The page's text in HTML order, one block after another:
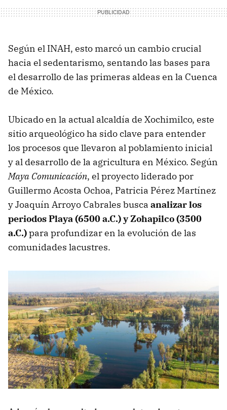
Según el INAH, esto marcó un cambio crucial
hacia el sedentarismo, sentando las bases para
el desarrollo de las primeras aldeas en la Cuenca
de México.
Ubicado en la actual alcaldía de Xochimilco, este
sitio arqueológico ha sido clave para entender
los procesos que llevaron al poblamiento inicial
y al desarrollo de la agricultura en México. Según
Maya Comunicación, el proyecto liderado por
Guillermo Acosta Ochoa, Patricia Pérez Martínez
y Joaquín Arroyo Cabrales busca analizar los
periodos Playa (6500 a.C.) y Zohapilco (3500
a.C.)para profundizar en la evolución de las
comunidades lacustres.